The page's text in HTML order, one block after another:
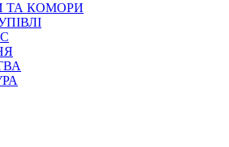
ТА КОМОРИ